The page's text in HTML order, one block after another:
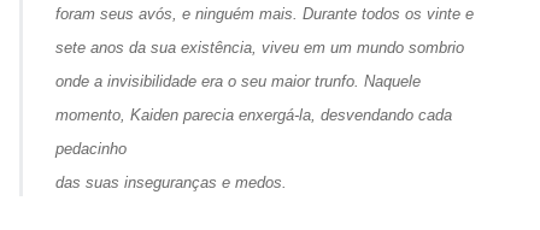
foram seus avós, e ninguém mais. Durante todos os vinte e
sete anos da sua existência, viveu em um mundo sombrio
onde a invisibilidade era o seu maior trunfo. Naquele
momento, Kaiden parecia enxergá-la, desvendando cada
pedacinho
das suas inseguranças e medos.